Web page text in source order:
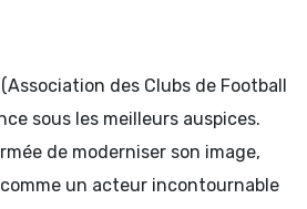
(Association des Clubs de Football
sous les meilleurs auspices.
de moderniser son image,
un acteur incontournable